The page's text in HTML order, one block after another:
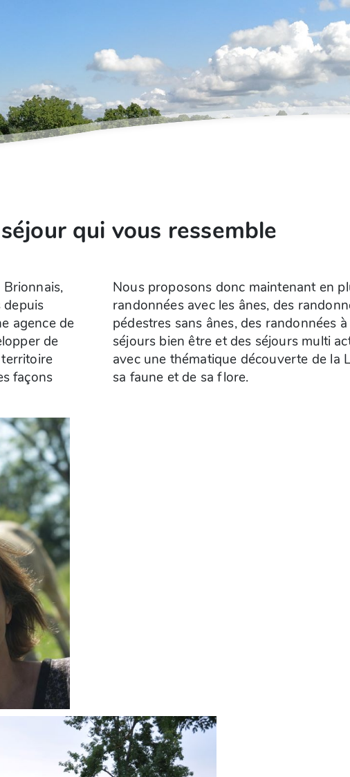
qui vous ressemble
depuis
agence de
de
façons
plus des
à vélo, des
activités
de
sa faune et de sa flore.